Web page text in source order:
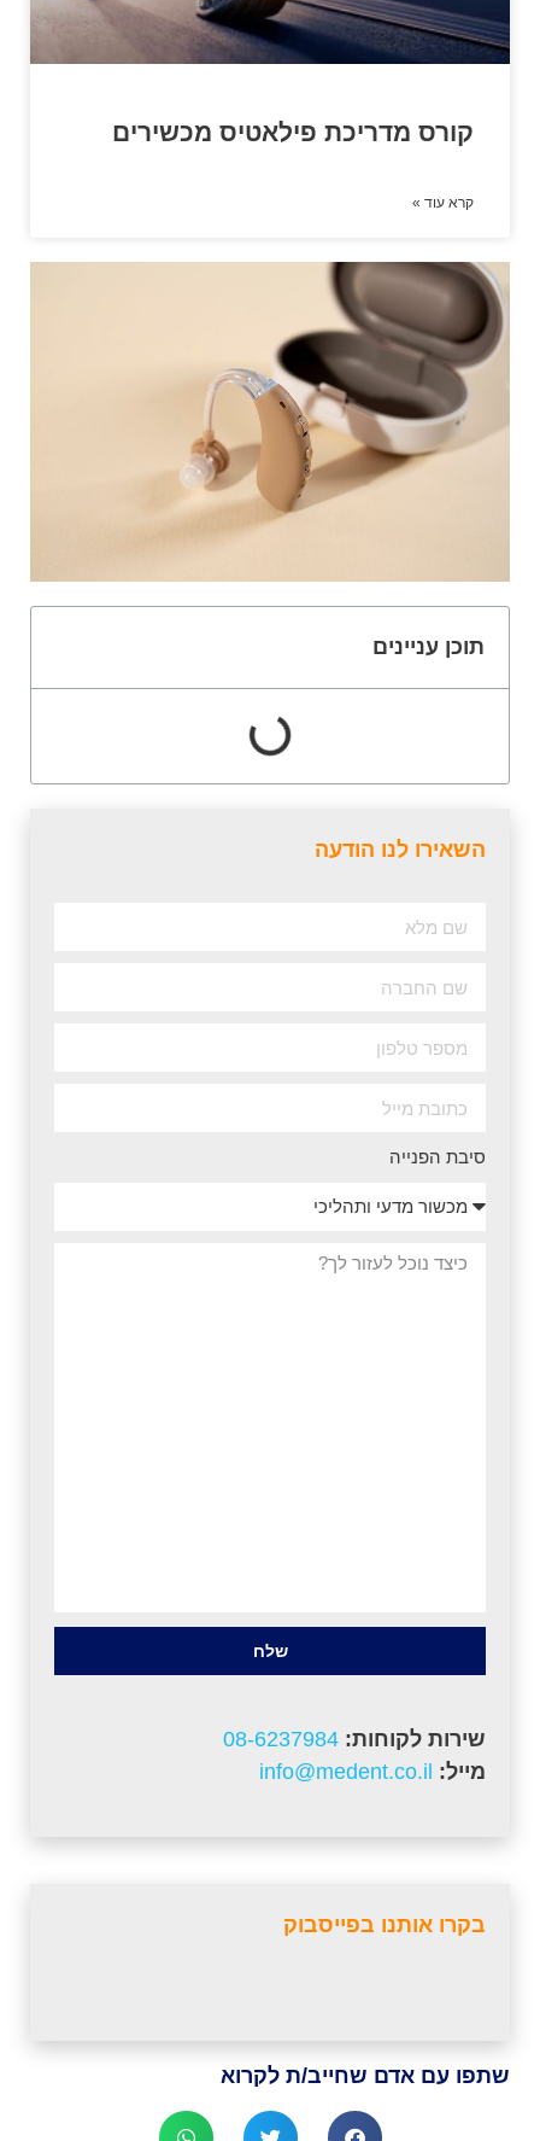
קורס מדריכת פילאטיס מכשירים
קרא עוד »
תוכן עניינים
השאירו לנו הודעה
סיבת הפנייה
שלח
שירות לקוחות: 08-6237984
מייל: info@medent.co.il
בקרו אותנו בפייסבוק
שתפו עם אדם שחייב/ת לקרוא